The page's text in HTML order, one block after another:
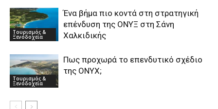
Τουρισμός &
Ξενοδοχεία
Ένα βήμα πιο κοντά στη στρατηγική
επένδυση της ΟΝΥΞ στη Σάνη
Χαλκιδικής
Τουρισμός &
Ξενοδοχεία
Πως προχωρά το επενδυτικό σχέδιο
της ONYX;